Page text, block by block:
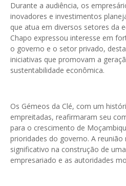
Durante a audiência, os
inovadores e investimentos
que atua em diversos setores da
Chapo expressou interesse em
o governo e o setor privado,
iniciativas que promovam a
sustentabilidade econômica.
Os Gémeos da Clé, com um
empreitadas, reafirmaram seu
para o crescimento de
prioridades do governo. A reunião
significativo na construção de
empresariado e as autoridades